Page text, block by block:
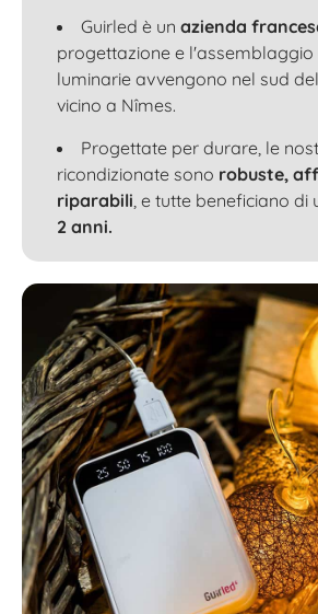
Guirled è un azienda
progettazione e
luminarie avvengono nel sud
vicino a Nîmes.
Progettate per durare, le
ricondizionate sono robuste,
riparabili, e tutte beneficiano di
2 anni.